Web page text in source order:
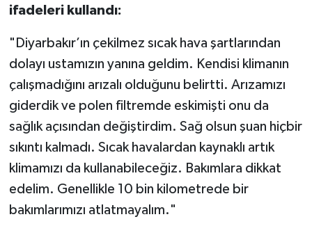
ifadeleri kullandı:
"Diyarbakır’ın çekilmez sıcak hava şartlarından
dolayı ustamızın yanına geldim. Kendisi klimanın
çalışmadığını arızalı olduğunu belirtti. Arızamızı
giderdik ve polen filtremde eskimişti onu da
sağlık açısından değiştirdim. Sağ olsun şuan hiçbir
sıkıntı kalmadı. Sıcak havalardan kaynaklı artık
klimamızı da kullanabileceğiz. Bakımlara dikkat
edelim. Genellikle 10 bin kilometrede bir
bakımlarımızı atlatmayalım."